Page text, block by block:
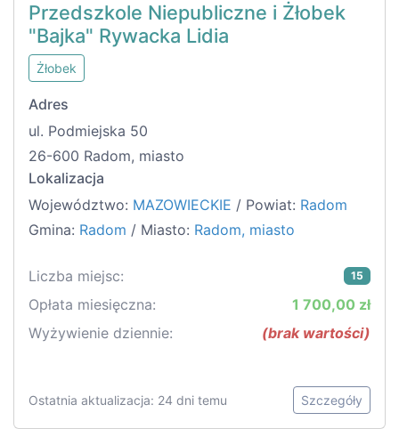
Przedszkole Niepubliczne i Żłobek
"Bajka" Rywacka Lidia
Żłobek
Adres
ul. Podmiejska 50
26-600 Radom, miasto
Lokalizacja
Województwo: MAZOWIECKIE / Powiat: Radom
Gmina: Radom / Miasto: Radom, miasto
Liczba miejsc: 15
Opłata miesięczna:
1 700,00 zł
Wyżywienie dziennie:
(brak wartości)
Ostatnia aktualizacja: 24 dni temu Szczegóły